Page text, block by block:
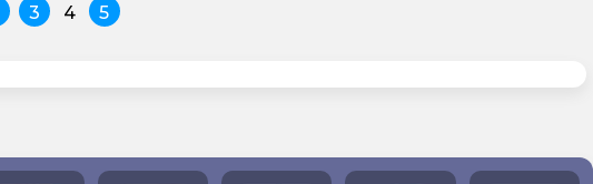
3 4 5